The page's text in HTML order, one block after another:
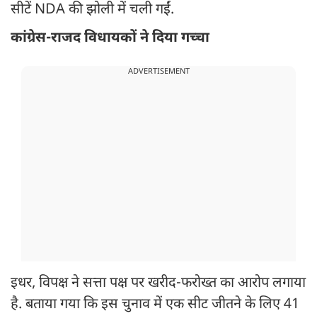
सीटें NDA की झोली में चली गईं.
कांग्रेस-राजद विधायकों ने दिया गच्चा
ADVERTISEMENT
इधर, विपक्ष ने सत्ता पक्ष पर खरीद-फरोख्त का आरोप लगाया
है. ‎बताया गया कि इस चुनाव में एक सीट जीतने के लिए 41